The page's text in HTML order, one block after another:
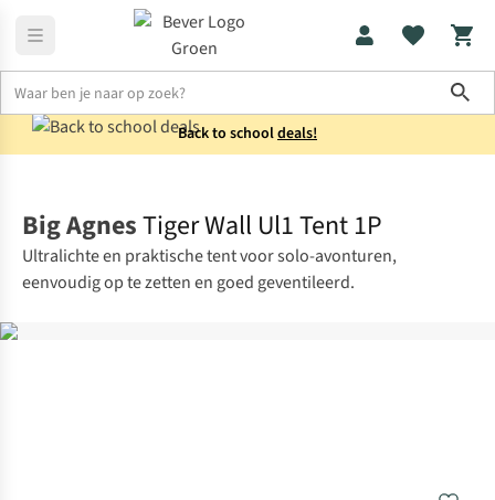
Back to schooldeals!
Big AgnesTiger Wall Ul1 Tent 1P
Ultralichte en praktische tent voor solo-avonturen,
eenvoudig op te zetten en goed geventileerd.